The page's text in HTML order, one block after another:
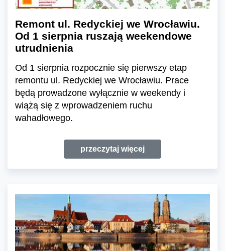
Remont ul. Redyckiej we Wrocławiu.
Od 1 sierpnia ruszają weekendowe
utrudnienia
Od 1 sierpnia rozpocznie się pierwszy etap
remontu ul. Redyckiej we Wrocławiu. Prace
będą prowadzone wyłącznie w weekendy i
wiążą się z wprowadzeniem ruchu
wahadłowego.
przeczytaj więcej